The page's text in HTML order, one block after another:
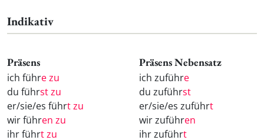
Indikativ
Präsens
ich führe zu
du führst zu
er/sie/es führt zu
wir führen zu
ihr führt zu
Präsens Nebensatz
ich zuführe
du zuführst
er/sie/es zuführt
wir zuführen
ihr zuführt